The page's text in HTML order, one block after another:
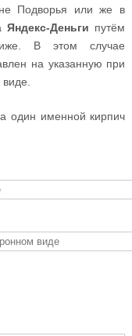
Подворья или же в
Яндекс-Деньги путём
В этом случае
на указанную при
один именной кирпич